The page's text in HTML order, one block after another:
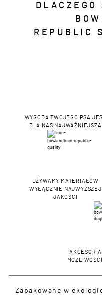
DLACZEGO
REPUBLIC
WYGODA TWOJEGO PSA
DLA NAS NAJWAŻNIEJSZA
UŻYWAMY MATERIAŁÓW
WYŁĄCZNIE NAJWYŻSZEJ
JAKOŚCI
Zapakowane w